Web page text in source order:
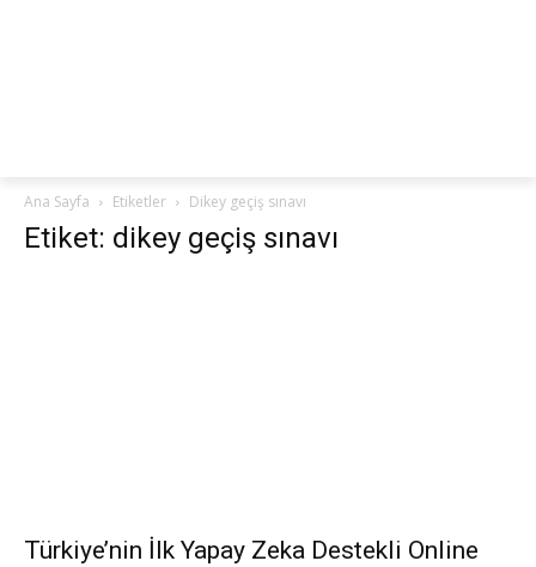
Ana Sayfa Etiketler Dikey geçiş sınavı
Etiket: dikey geçiş sınavı
Türkiye’nin İlk Yapay Zeka Destekli Online